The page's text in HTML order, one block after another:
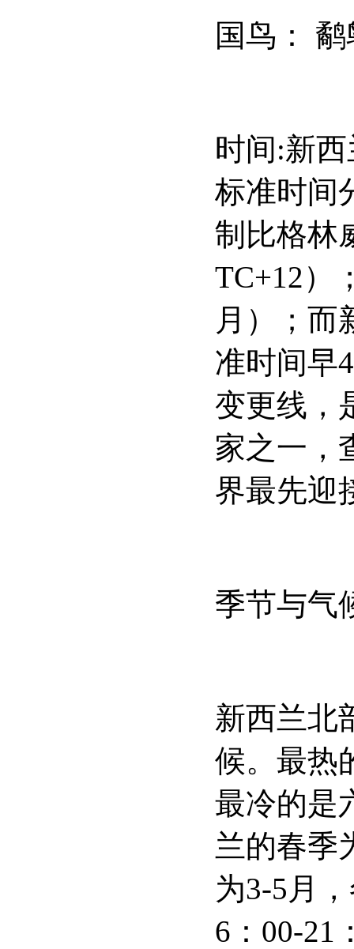
国鸟： 鹬
时间:新
标准时间
制比格林
TC+12）
月）；而
准时间早
变更线，
家之一，
界最先迎
季节与气
新西兰北
候。最热
最冷的是
兰的春季
为3-5 月
6 ： 00-21